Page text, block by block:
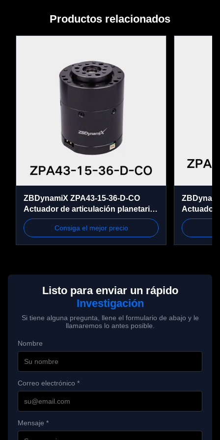
Productos relacionados
ZBDynamiX ZPA43-15-36-D-CO
Actuador de articulación planetaria
integrada 70 Nm Torque máximo,
36:1 relación, OD56 mm
Consiga el mejor precio
Actuador
Conjunto
rpm,
Listo para enviar un rápido
Investigación
Si tiene alguna pregunta, llene el formulario de abajo y le
llamaremos lo antes posible.
Nombre
Correo electrónico *
Mensaje *